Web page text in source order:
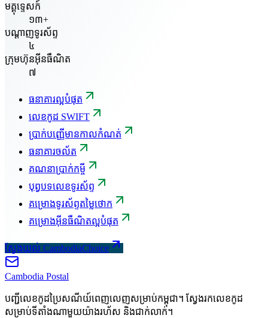
មគ្គុទ្ទេសក៍
១៣+
បណ្តាញទូរស័ព្ទ
៤
ក្រុមហ៊ុនអ៊ីនធឺណិត
៧
ធនាគារល្អបំផុត
លេខកូដ SWIFT
ប្រាក់បញ្ញើមានកាលកំណត់
ធនាគារចល័ត
គណនាប្រាក់កម្ចី
បុព្វបទលេខទូរស័ព្ទ
គម្រោងទូរស័ព្ទតម្លៃថោក
គម្រោងអ៊ីនធឺណិតល្អបំផុត
ស្វែងយល់ CambodiaChoice
Cambodia Postal
បញ្ជីលេខកូដប្រៃសណីយ៍ពេញលេញសម្រាប់កម្ពុជា។ ស្វែងរកលេខកូដ
សម្រាប់ទីតាំងណាមួយយ៉ាងរហ័ស និងជាក់លាក់។